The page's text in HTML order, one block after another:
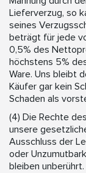
Lieferverzug, so
seines
beträgt für jede
0,5% des
höchstens 5%
Ware. Uns bleibt
Käufer gar kein
Schaden als
(4) Die Rechte
unsere
Ausschluss der
oder
bleiben unberührt.